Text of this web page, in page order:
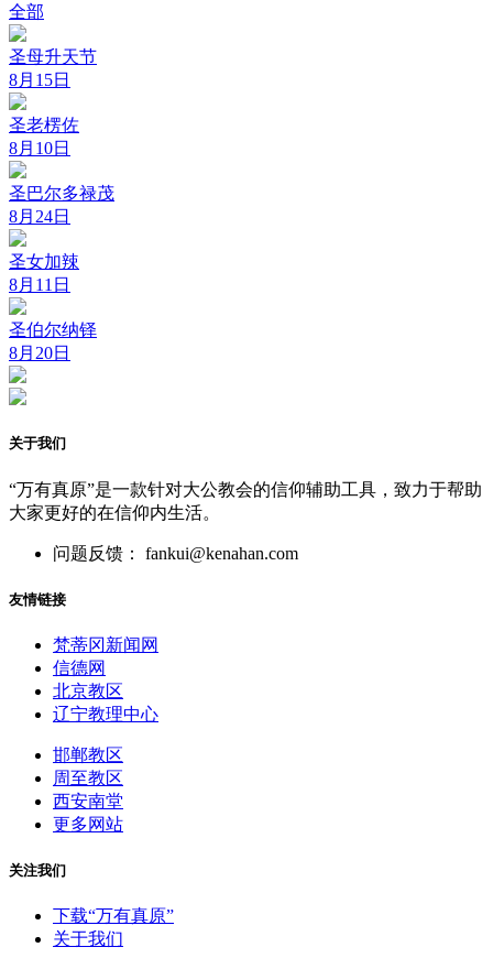
全部
圣母升天节
8月15日
圣老楞佐
8月10日
圣巴尔多禄茂
8月24日
圣女加辣
8月11日
圣伯尔纳铎
8月20日
关于我们
“万有真原”是一款针对大公教会的信仰辅助工具，致力于帮助
大家更好的在信仰内生活。
问题反馈： fankui@kenahan.com
友情链接
梵蒂冈新闻网
信德网
北京教区
辽宁教理中心
邯郸教区
周至教区
西安南堂
更多网站
关注我们
下载“万有真原”
关于我们